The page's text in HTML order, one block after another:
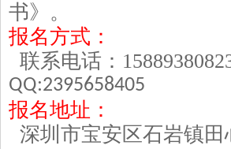
书》。
报名方式：
联系电话：
QQ:2395658405
报名地址：
深圳市宝安区石岩镇